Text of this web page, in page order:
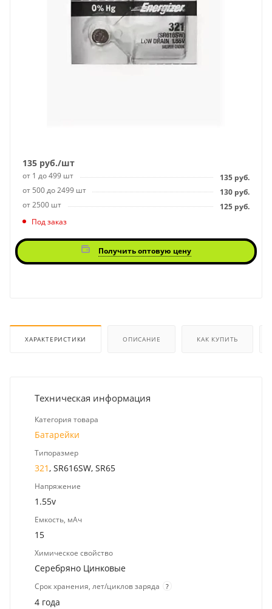
135 руб./шт
от 1 до 499 шт 135 руб.
от 500 до 2499 шт
130 руб.
от 2500 шт
125 руб.
Под заказ
Получить оптовую цену
ХАРАКТЕРИСТИКИ ОПИСАНИЕ КАК КУПИТЬ
Техническая информация
Категория товара
Батарейки
Типоразмер
321 , SR616SW, SR65
Напряжение
1.55v
Емкость, мАч
15
Химическое свойство
Серебряно Цинковые
Срок хранения, лет/циклов заряда ?
4 года